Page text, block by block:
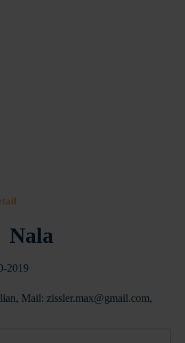
Nala
2019
Mail: zissler.max@gmail.com,